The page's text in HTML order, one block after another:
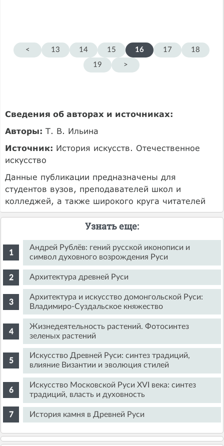
< 13 14 15 16 17
18
19
>
Сведения об авторах и источниках:
Авторы: Т. В. Ильина
Источник: История искусств. Отечественное
искусство
Данные публикации предназначены для
студентов вузов, преподавателей школ и
колледжей, а также широкого круга читателей
Узнать еще:
Андрей Рублёв: гений русской иконописи и
символ духовного возрождения Руси
Архитектура древней Руси
Архитектура и искусство домонгольской Руси:
Владимиро-Суздальское княжество
Жизнедеятельность растений. Фотосинтез
зеленых растений
Искусство Древней Руси: синтез традиций,
влияние Византии и эволюция стилей
Искусство Московской Руси XVI века: синтез
традиций, власть и духовность
История камня в Древней Руси